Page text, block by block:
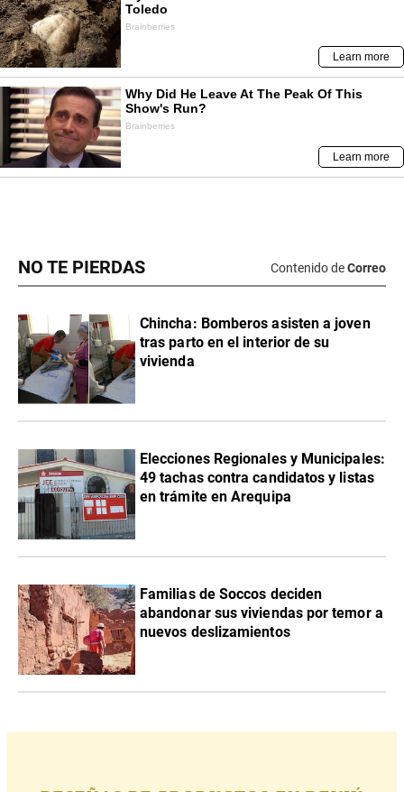
NO TE PIERDAS Contenido deCorreo
Chincha: Bomberos asisten a joven
tras parto en el interior de su
vivienda
Elecciones Regionales y Municipales:
49 tachas contra candidatos y listas
en trámite en Arequipa
Familias de Soccos deciden
abandonar sus viviendas por temor a
nuevos deslizamientos